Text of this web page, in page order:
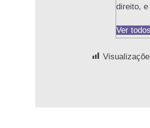
direito, e
Ver